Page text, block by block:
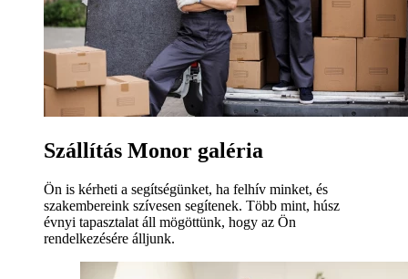
Szállítás Monor galéria
Ön is kérheti a segítségünket, ha felhív minket, és
szakembereink szívesen segítenek. Több mint, húsz
évnyi tapasztalat áll mögöttünk, hogy az Ön
rendelkezésére álljunk.